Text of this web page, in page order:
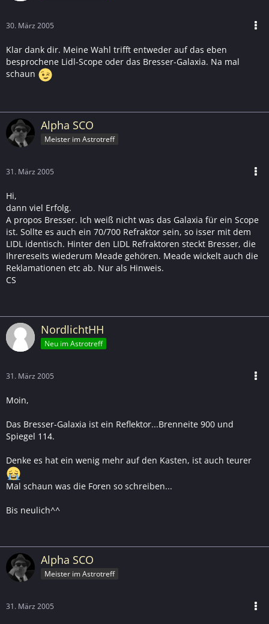
30. März 2005
Klar dank dir. Meine Wahl trifft entweder auf das eben
besprochene Lidl-Scope oder das Bresser-Galaxia. Na mal
schaun
Alpha SCO
Meister im Astrotreff
31. März 2005
Hi,
dann viel Erfolg.
A propos Bresser. Ich weiß nicht was das Galaxia für ein Scope
ist. Sollte es auch ein 70/700 Refraktor sein, so isser mit dem
LIDL identisch. Hinter den LIDL Refraktoren steckt Bresser, die
Ihrereseits wiederum Meade gehören. Meade wickelt auch die
Reklamationen etc ab. Nur als Hinweis.
CS
NordlichtHH
Neu im Astrotreff
31. März 2005
Moin,
Das Bresser-Galaxia ist ein Reflektor...Brenneite 900 und
Spiegel 114.
Denke es hat ein wenig mehr auf den Kasten, ist auch teurer
Mal schaun was die Foren so schreiben...
Bis neulich^^
Alpha SCO
Meister im Astrotreff
31. März 2005